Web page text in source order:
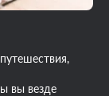
вы везде